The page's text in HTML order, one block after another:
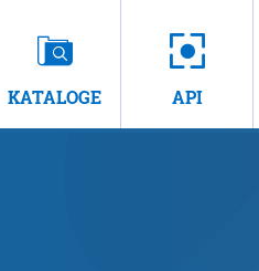
KATALOGE API